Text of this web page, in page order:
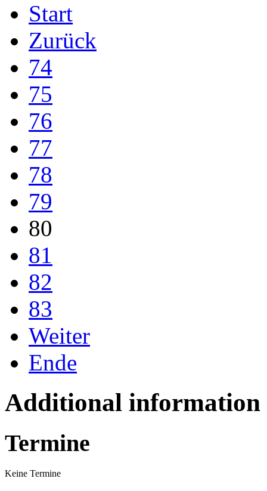
Start
Zurück
74
75
76
77
78
79
80
81
82
83
Weiter
Ende
Additional information
Termine
Keine Termine